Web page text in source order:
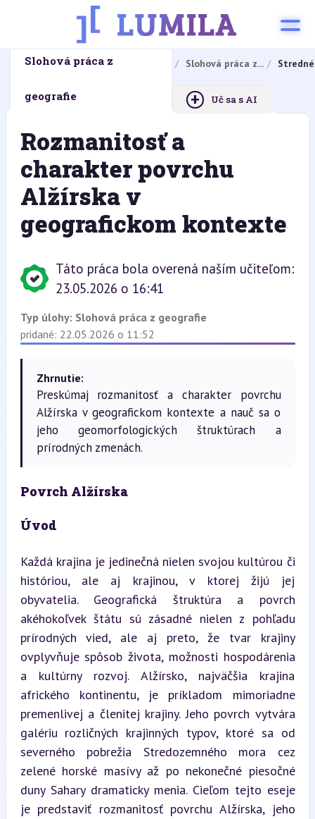
Domovská stránka Domáce úlohy Slohová práca z...
Slohová práca z
geografie + Uč sa s AI
Rozmanitosť a
charakter povrchu
Alžírska v
geografickom kontexte
Táto práca bola overená naším učiteľom:
23.05.2026 o 16:41
Typ úlohy: Slohová práca z geografie
pridané: 22.05.2026 o 11:52
Zhrnutie:
Preskúmaj rozmanitosť a charakter povrchu
Alžírska v geografickom kontexte a nauč sa o
jeho geomorfologických štruktúrach a
prírodných zmenách.
Povrch Alžírska
Úvod
Každá krajina je jedinečná nielen svojou kultúrou či
históriou, ale aj krajinou, v ktorej žijú jej
obyvatelia. Geografická štruktúra a povrch
akéhokoľvek štátu sú zásadné nielen z pohľadu
prírodných vied, ale aj preto, že tvar krajiny
ovplyvňuje spôsob života, možnosti hospodárenia
a kultúrny rozvoj. Alžírsko, najväčšia krajina
afrického kontinentu, je príkladom mimoriadne
premenlivej a členitej krajiny. Jeho povrch vytvára
galériu rozličných krajinných typov, ktoré sa od
severného pobrežia Stredozemného mora cez
zelené horské masívy až po nekonečné piesočné
duny Sahary dramaticky menia. Cieľom tejto eseje
je predstaviť rozmanitosť povrchu Alžírska, jeho